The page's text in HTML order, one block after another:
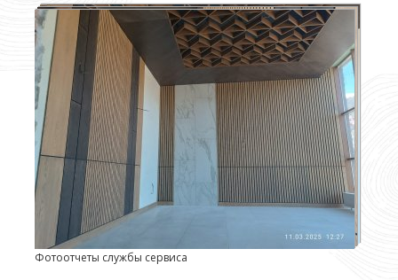
Фотоотчеты службы сервиса